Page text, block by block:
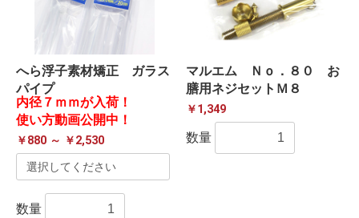
へら浮子素材矯正 ガラス
パイプ
内径７ｍｍが入荷！
使い方動画公開中！
￥880 ～ ￥2,530
数量
マルエム Ｎｏ．８０ お
膳用ネジセットＭ８
￥1,349
数量